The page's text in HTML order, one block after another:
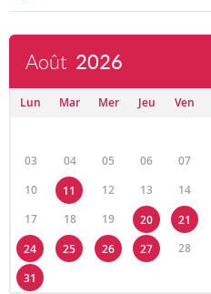
Août 2026
Lun Mar Mer Jeu Ven
03
04 05 06 07
10
11 12 13 14
17
18 19 20 21
24
25 26 27 28
31